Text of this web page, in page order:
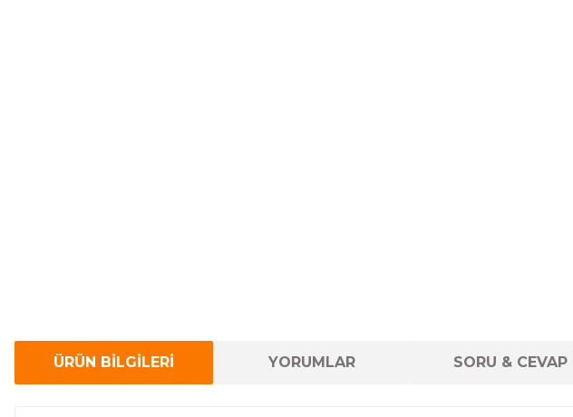
ÜRÜN BİLGİLERİ YORUMLAR SORU & CEVAP